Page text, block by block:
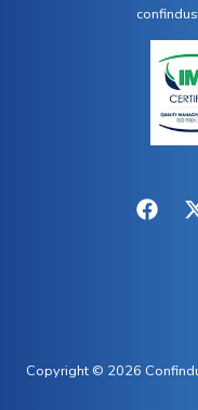
Copyright © 2026